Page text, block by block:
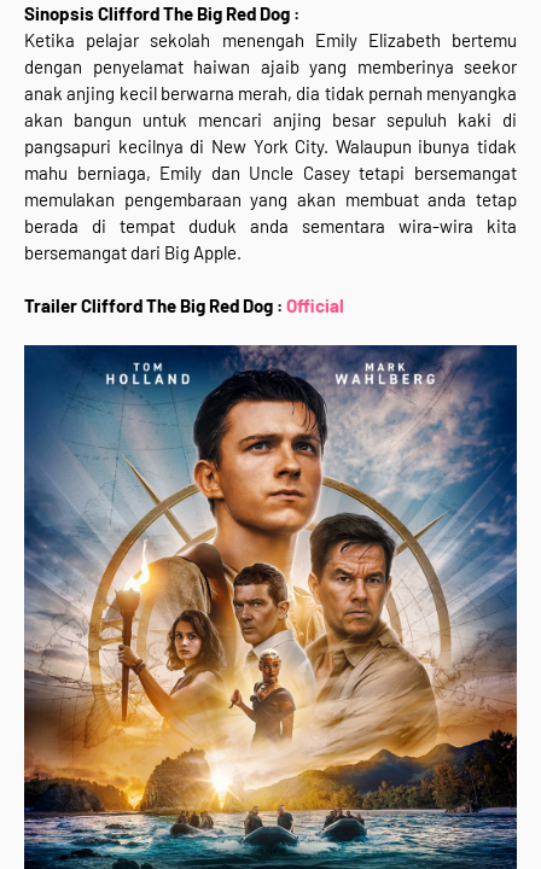
Sinopsis Clifford The Big Red Dog :
Ketika pelajar sekolah menengah Emily Elizabeth bertemu
dengan penyelamat haiwan ajaib yang memberinya seekor
anak anjing kecil berwarna merah, dia tidak pernah menyangka
akan bangun untuk mencari anjing besar sepuluh kaki di
pangsapuri kecilnya di New York City. Walaupun ibunya tidak
mahu berniaga, Emily dan Uncle Casey tetapi bersemangat
memulakan pengembaraan yang akan membuat anda tetap
berada di tempat duduk anda sementara wira-wira kita
bersemangat dari Big Apple.
Trailer Clifford The Big Red Dog : Official